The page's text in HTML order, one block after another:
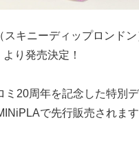
スキニーディップロンドン
り発売決定！
ミ20周年を記念した特別
で先行販売されます